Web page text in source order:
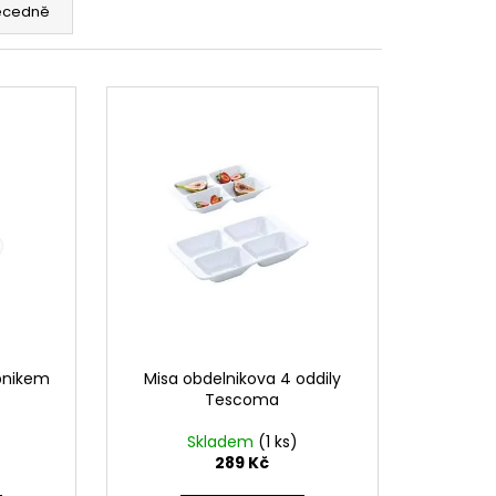
Misa obdelnikova 4 oddily
Tescoma
Skladem (1 ks)
289 Kč